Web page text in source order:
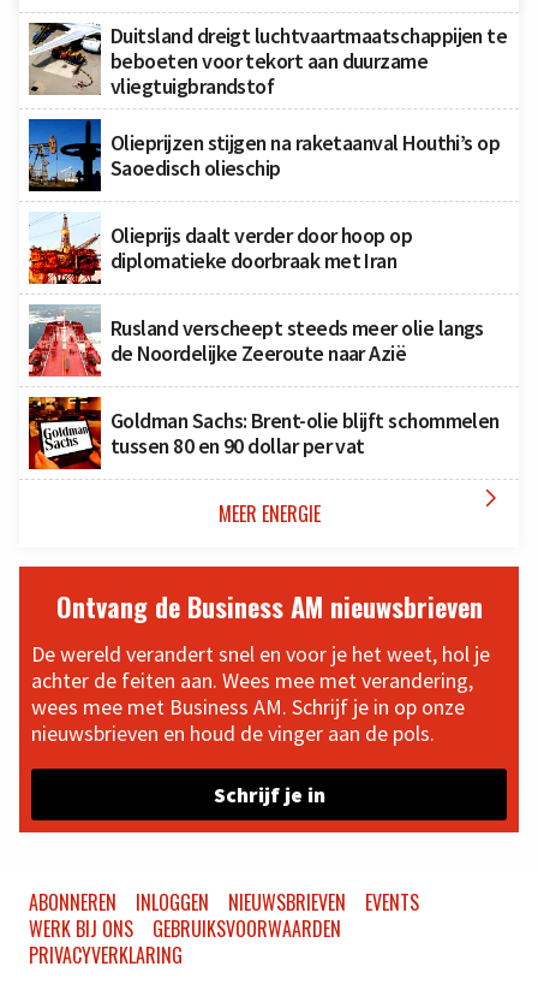
Duitsland dreigt luchtvaartmaatschappijen te
beboeten voor tekort aan duurzame
vliegtuigbrandstof
Olieprijzen stijgen na raketaanval Houthi’s op
Saoedisch olieschip
Olieprijs daalt verder door hoop op
diplomatieke doorbraak met Iran
Rusland verscheept steeds meer olie langs
de Noordelijke Zeeroute naar Azië
Goldman Sachs: Brent-olie blijft schommelen
tussen 80 en 90 dollar per vat
MEER ENERGIE 
Ontvang de Business AM nieuwsbrieven
De wereld verandert snel en voor je het weet, hol je
achter de feiten aan. Wees mee met verandering,
wees mee met Business AM. Schrijf je in op onze
nieuwsbrieven en houd de vinger aan de pols.
Schrijf je in
ABONNEREN INLOGGEN NIEUWSBRIEVEN
EVENTS
WERK BIJ ONS
GEBRUIKSVOORWAARDEN
PRIVACYVERKLARING